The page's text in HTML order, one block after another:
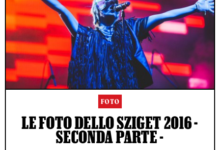
FOTO
LE FOTO DELLO SZIGET 2016 -
SECONDA PARTE -